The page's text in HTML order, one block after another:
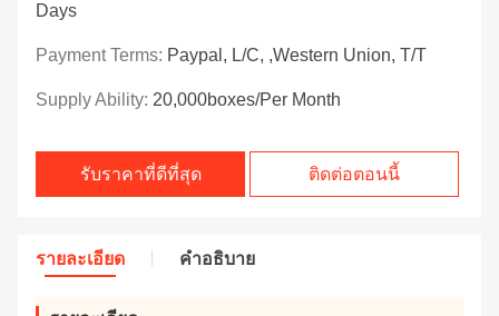
Days
Payment Terms: Paypal, L/C, ,Western Union, T/T
Supply Ability: 20,000boxes/per Month
รับราคาที่ดีที่สุด ติดต่อตอนนี้
รายละเอียด คําอธิบาย